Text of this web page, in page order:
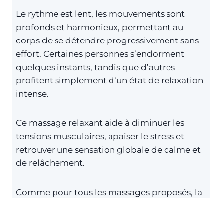
Le rythme est lent, les mouvements sont
profonds et harmonieux, permettant au
corps de se détendre progressivement sans
effort. Certaines personnes s’endorment
quelques instants, tandis que d’autres
profitent simplement d’un état de relaxation
intense.
Ce massage relaxant aide à diminuer les
tensions musculaires, apaiser le stress et
retrouver une sensation globale de calme et
de relâchement.
Comme pour tous les massages proposés, la